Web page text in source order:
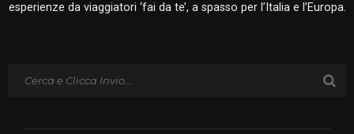
esperienze da viaggiatori ‘fai da te’, a spasso per l’Italia e l’Europa.